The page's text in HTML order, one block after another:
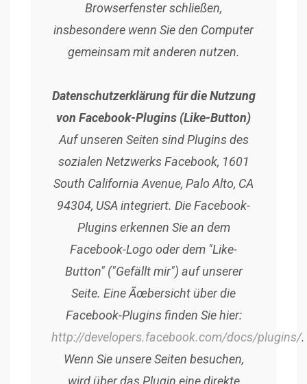
Browserfenster schließen,
insbesondere wenn Sie den Computer
gemeinsam mit anderen nutzen.
Datenschutzerklärung für die Nutzung
von Facebook-Plugins (Like-Button)
Auf unseren Seiten sind Plugins des
sozialen Netzwerks Facebook, 1601
South California Avenue, Palo Alto, CA
94304, USA integriert. Die Facebook-
Plugins erkennen Sie an dem
Facebook-Logo oder dem "Like-
Button" ("Gefällt mir") auf unserer
Seite. Eine Ãœbersicht über die
Facebook-Plugins finden Sie hier:
http://developers.facebook.com/docs/plugins/.
Wenn Sie unsere Seiten besuchen,
wird über das Plugin eine direkte